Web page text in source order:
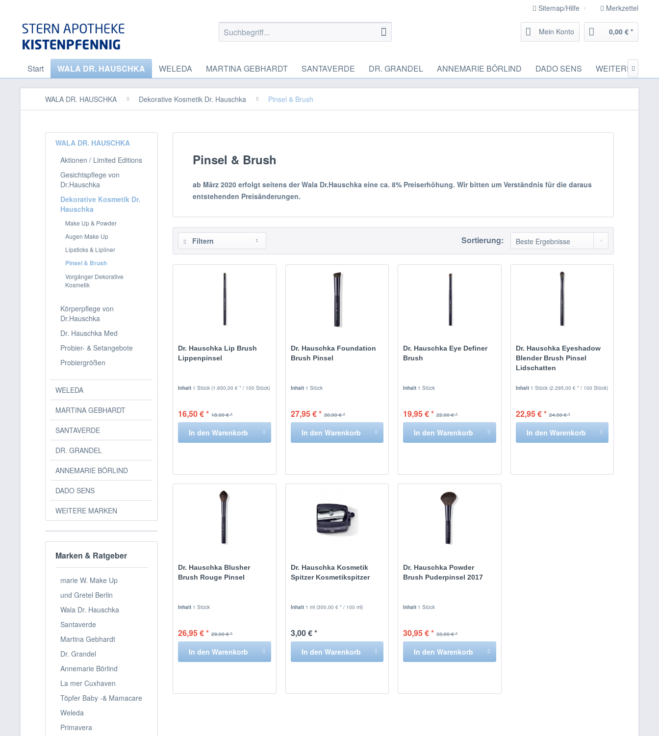
Sitemap/Hilfe Merkzettel
Mein Konto 0,00 € *
Start WALA DR. HAUSCHKA WELEDA MARTINA GEBHARDT SANTAVERDE DR. GRANDEL ANNEMARIE BÖRLIND DADO SENS WEITERE
WALA DR. HAUSCHKA Dekorative Kosmetik Dr. Hauschka Pinsel & Brush
WALA DR. HAUSCHKA
Aktionen / Limited Editions
Gesichtspflege von
Dr.Hauschka
Dekorative Kosmetik Dr.
Hauschka
Make Up & Powder
Augen Make Up
Lipsticks & Lipliner
Pinsel & Brush
Vorgänger Dekorative
Kosmetik
Körperpflege von
Dr.Hauschka
Dr. Hauschka Med
Probier- & Setangebote
Probiergrößen
WELEDA
MARTINA GEBHARDT
SANTAVERDE
DR. GRANDEL
ANNEMARIE BÖRLIND
DADO SENS
WEITERE MARKEN
Marken & Ratgeber
marie W. Make Up
und Gretel Berlin
Wala Dr. Hauschka
Santaverde
Martina Gebhardt
Dr. Grandel
Annemarie Börlind
La mer Cuxhaven
Töpfer Baby -& Mamacare
Weleda
Primavera
Pinsel & Brush
ab März 2020 erfolgt seitens der Wala Dr.Hauschka eine ca. 8% Preiserhöhung. Wir bitten um Verständnis für die daraus
entstehenden Preisänderungen.
Filtern Sortierung:
Dr. Hauschka Lip Brush
Lippenpinsel
Inhalt 1 Stück(1.650,00 € * / 100 Stück)
18,00 € *
16,50 € *
In den Warenkorb
Dr. Hauschka Foundation
Brush Pinsel
Inhalt 1 Stück
30,00 € *
27,95 € *
In den Warenkorb
Dr. Hauschka Eye Definer
Brush
Inhalt 1 Stück
22,00 € *
19,95 € *
In den Warenkorb
Dr. Hauschka Eyeshadow
Blender Brush Pinsel
Lidschatten
Inhalt 1 Stück (2.295,00 € * / 100 Stück)
24,00 € *
22,95 € *
In den Warenkorb
Dr. Hauschka Blusher
Brush Rouge Pinsel
Inhalt 1 Stück
29,00 € *
26,95 € *
In den Warenkorb
Dr. Hauschka Kosmetik
Spitzer Kosmetikspitzer
Inhalt 1 ml (300,00 € * / 100 ml)
3,00 € *
In den Warenkorb
Dr. Hauschka Powder
Brush Puderpinsel 2017
Inhalt 1 Stück
33,00 € *
30,95 € *
In den Warenkorb